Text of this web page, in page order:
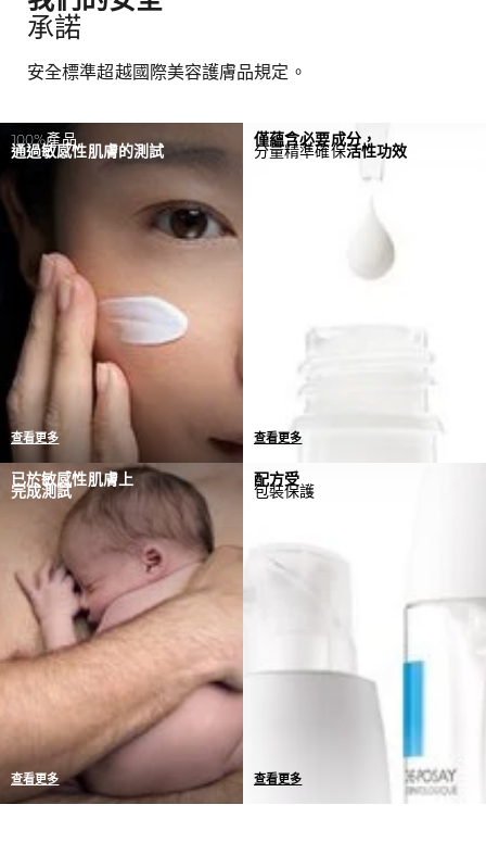
承諾
安全標準超越國際美容護膚品規定。
100%產品
通過敏感性肌膚的測試
查看更多
唯一標準 = 零敏感反應
如果檢測到任何敏感反應個
案，我們會回到實驗室重新
制定配方
僅蘊含必要成分，
分量精準確保活性功效
查看更多
我們與皮膚科醫生和毒理學
家合作研發產品，當中僅蘊
發揮活性功效。
已於敏感性肌膚上
完成測試
查看更多
配方受
包裝保護
查看更多